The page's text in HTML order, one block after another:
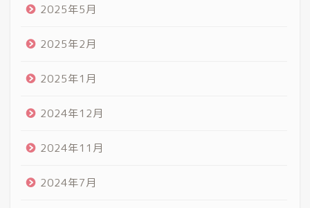
2025年5月
2025年2月
2025年1月
2024年12月
2024年11月
2024年7月